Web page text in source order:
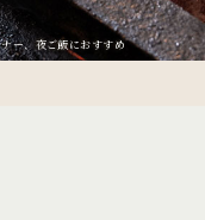
ー、夜ご飯におすすめ